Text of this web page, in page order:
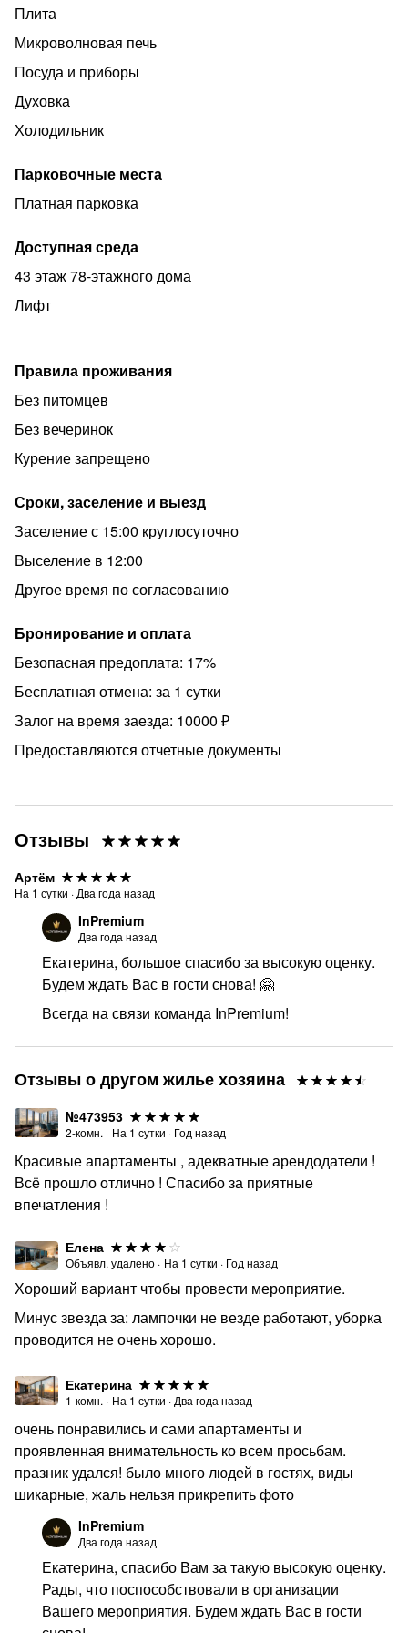
Плита
Микроволновая печь
Посуда и приборы
Духовка
Холодильник
Парковочные места
Платная парковка
Доступная среда
43 этаж 78-этажного дома
Лифт
Правила проживания
Без питомцев
Без вечеринок
Курение запрещено
Сроки, заселение и выезд
Заселение с 15:00 круглосуточно
Выселение в 12:00
Другое время по согласованию
Бронирование и оплата
Безопасная предоплата: 17%
Бесплатная отмена: за 1 сутки
Залог на время заезда: 10000 ₽
Предоставляются отчетные документы
Отзывы
Артём
На 1 сутки · Два года назад
InPremium
Два года назад
Екатерина, большое спасибо за высокую оценку.
Будем ждать Вас в гости снова! 🤗
Всегда на связи команда InPremium!
Отзывы о другом жилье хозяина
№473953
2-комн. · На 1 сутки · Год назад
Красивые апартаменты , адекватные арендодатели !
Всё прошло отлично ! Спасибо за приятные
впечатления !
Елена
Объявл. удалено · На 1 сутки · Год назад
Хороший вариант чтобы провести мероприятие.
Минус звезда за: лампочки не везде работают, уборка
проводится не очень хорошо.
Екатерина
1-комн. · На 1 сутки · Два года назад
очень понравились и сами апартаменты и
проявленная внимательность ко всем просьбам.
празник удался! было много людей в гостях, виды
шикарные, жаль нельзя прикрепить фото
InPremium
Два года назад
Екатерина, спасибо Вам за такую высокую оценку.
Рады, что поспособствовали в организации
Вашего мероприятия. Будем ждать Вас в гости